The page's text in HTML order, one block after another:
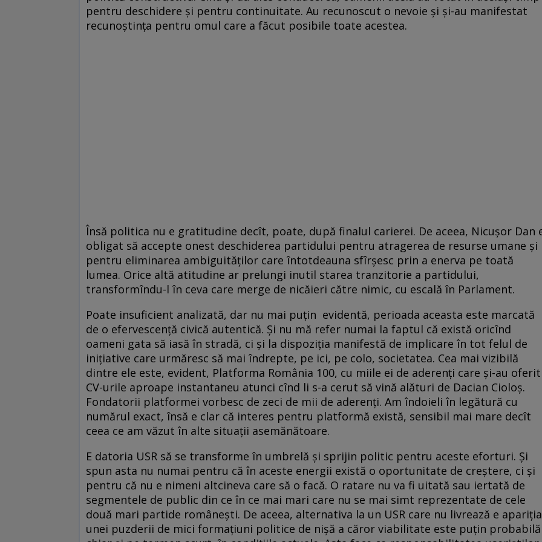
pentru deschidere și pentru continuitate. Au recunoscut o nevoie și și-au manifestat
recunoștința pentru omul care a făcut posibile toate acestea.
Însă politica nu e gratitudine decît, poate, după finalul carierei. De aceea, Nicușor Dan
obligat să accepte onest deschiderea partidului pentru atragerea de resurse umane și
pentru eliminarea ambiguităților care întotdeauna sfîrșesc prin a enerva pe toată
lumea. Orice altă atitudine ar prelungi inutil starea tranzitorie a partidului,
transformîndu-l în ceva care merge de nicăieri către nimic, cu escală în Parlament.
Poate insuficient analizată, dar nu mai puțin evidentă, perioada aceasta este marcată
de o efervescență civică autentică. Și nu mă refer numai la faptul că există oricînd
oameni gata să iasă în stradă, ci și la dispoziția manifestă de implicare în tot felul de
inițiative care urmăresc să mai îndrepte, pe ici, pe colo, societatea. Cea mai vizibilă
dintre ele este, evident, Platforma România 100, cu miile ei de aderenți care și-au oferit
CV-urile aproape instantaneu atunci cînd li s-a cerut să vină alături de Dacian Cioloș.
Fondatorii platformei vorbesc de zeci de mii de aderenți. Am îndoieli în legătură cu
numărul exact, însă e clar că interes pentru platformă există, sensibil mai mare decît
ceea ce am văzut în alte situații asemănătoare.
E datoria USR să se transforme în umbrelă și sprijin politic pentru aceste eforturi. Și
spun asta nu numai pentru că în aceste energii există o oportunitate de creștere, ci și
pentru că nu e nimeni altcineva care să o facă. O ratare nu va fi uitată sau iertată de
segmentele de public din ce în ce mai mari care nu se mai simt reprezentate de cele
două mari partide românești. De aceea, alternativa la un USR care nu livrează e apariția
unei puzderii de mici formațiuni politice de nișă a căror viabilitate este puțin probabilă